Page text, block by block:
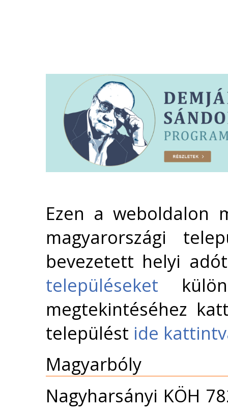
Ezen a weboldalon
magyarországi
bevezetett helyi
településeket
megtekintéséhez
települést ide
Magyarbóly
Nagyharsányi KÖH